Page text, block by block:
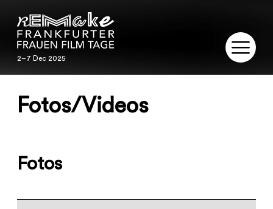
2–7 Dec 2025
2–7 Dec 2025
Fotos/Videos
Fotos